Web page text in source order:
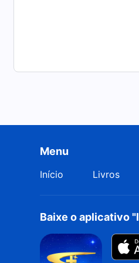
Menu
Início Livros
Baixe o aplicativo